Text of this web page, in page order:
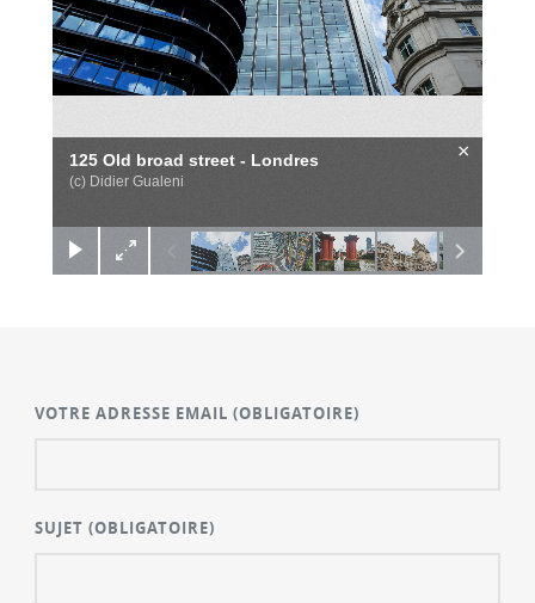
125 Old broad street - Londres
(c) Didier Gualeni
×
VOTRE ADRESSE EMAIL(OBLIGATOIRE)
SUJET(OBLIGATOIRE)